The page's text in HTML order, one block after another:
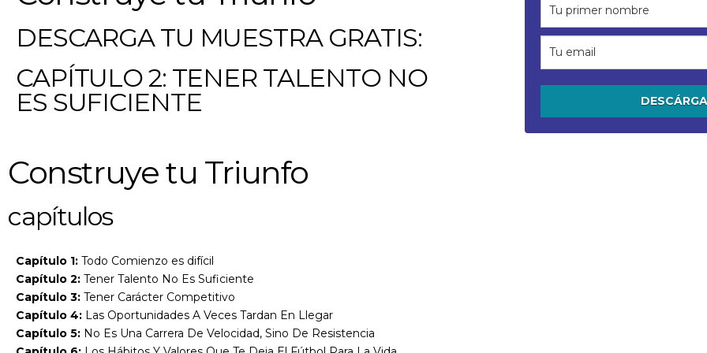
DESCARGA TU MUESTRA GRATIS:
CAPÍTULO 2: TENER TALENTO NO
ES SUFICIENTE
Construye tu Triunfo
capítulos
Capítulo 1: Todo Comienzo es difícil
Capítulo 2: Tener Talento No Es Suficiente
Capítulo 3: Tener Carácter Competitivo
Capítulo 4: Las Oportunidades A Veces Tardan En Llegar
Capítulo 5: No Es Una Carrera De Velocidad, Sino De Resistencia